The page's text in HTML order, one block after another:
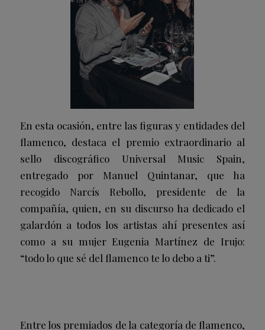
En esta ocasión, entre las figuras y entidades del
flamenco, destaca el premio extraordinario al
sello discográfico Universal Music Spain,
entregado por Manuel Quintanar, que ha
recogido Narcís Rebollo, presidente de la
compañía, quien, en su discurso ha dedicado el
galardón a todos los artistas ahí presentes así
como a su mujer Eugenia Martínez de Irujo:
“todo lo que sé del flamenco te lo debo a ti”.
Entre los premiados de la categoría de flamenco,